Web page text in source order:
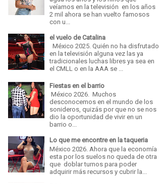
veíamos en la televisión en los años
2 mil ahora se han vuelto famosos
con u...
el vuelo de Catalina
México 2025. Quién no ha disfrutado
en la televisión alguna vez las ya
tradicionales luchas libres ya sea en
el CMLL o en la AAA se ...
Fiestas en el barrio
México 2026. Muchos
desconocemos en el mundo de los
sonideros, quizás por que no se nos
dio la oportunidad de vivir en un
barrio o...
Lo que me encontre en la taqueria
México 2026. Ahora que la economía
esta por los suelos no queda de otra
que doblar turnos para poder
adquirir más recursos y cubrir la...